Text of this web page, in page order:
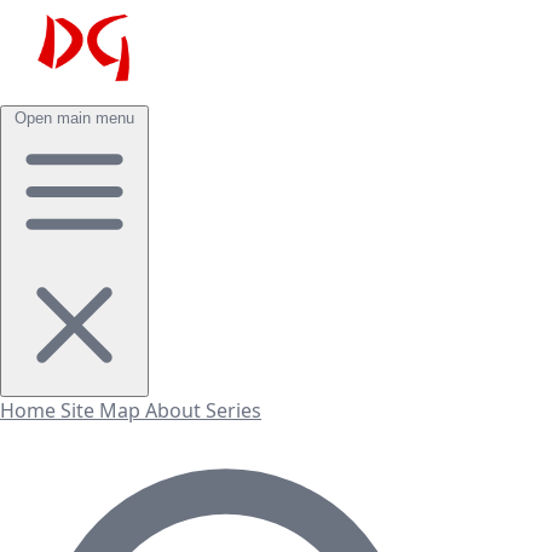
Open main menu
Home Site Map About Series